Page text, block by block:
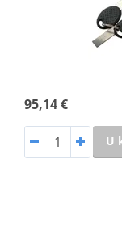
95,14 €
U